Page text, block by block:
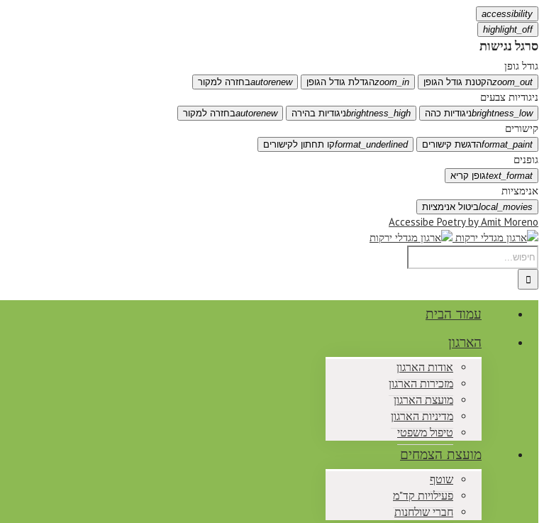
accessibility
highlight_off
סרגל נגישות
גודל גופן
zoom_outהקטנת גודל הגופן zoom_inהגדלת גודל הגופן autorenewבחזרה למקור
ניגודיות צבעים
brightness_lowניגודיות כהה brightness_highניגודיות בהירה autorenewבחזרה למקור
קישורים
format_paintהדגשת קישורים format_underlinedקו תחתון לקישורים
גופנים
text_formatגופן קריא
אנימציות
local_moviesביטול אנימציות
Accessibe Poetry by Amit Moreno
עמוד הבית
הארגון
אודות הארגון
מזכירות הארגון
מועצת הארגון
מדיניות הארגון
טיפול משפטי
מועצת הצמחים
שוטף
פעילויות קד"מ
חברי שולחנות